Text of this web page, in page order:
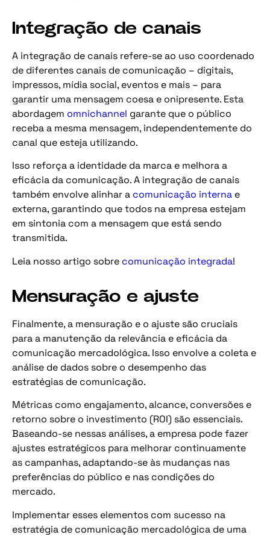
Integração de canais
A integração de canais refere-se ao uso coordenado
de diferentes canais de comunicação – digitais,
impressos, mídia social, eventos e mais – para
garantir uma mensagem coesa e onipresente. Esta
abordagem omnichannel garante que o público
receba a mesma mensagem, independentemente do
canal que esteja utilizando.
Isso reforça a identidade da marca e melhora a
eficácia da comunicação. A integração de canais
também envolve alinhar a comunicação interna e
externa, garantindo que todos na empresa estejam
em sintonia com a mensagem que está sendo
transmitida.
Leia nosso artigo sobre comunicação integrada!
Mensuração e ajuste
Finalmente, a mensuração e o ajuste são cruciais
para a manutenção da relevância e eficácia da
comunicação mercadológica. Isso envolve a coleta e
análise de dados sobre o desempenho das
estratégias de comunicação.
Métricas como engajamento, alcance, conversões e
retorno sobre o investimento (ROI) são essenciais.
Baseando-se nessas análises, a empresa pode fazer
ajustes estratégicos para melhorar continuamente
as campanhas, adaptando-se às mudanças nas
preferências do público e nas condições do
mercado.
Implementar esses elementos com sucesso na
estratégia de comunicação mercadológica de uma